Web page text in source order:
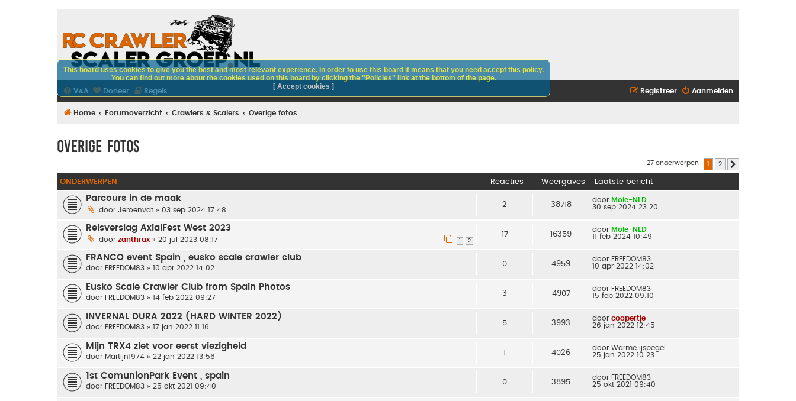
V&A Doneer Regels Aanmelden
Registreer
Home Forumoverzicht Crawlers & Scalers Overige fotos
Overige fotos
27 onderwerpen 1 2
ONDERWERPEN Reacties Weergaves Laatste bericht
Parcours in de maak
door Jeroenvdt » 03 sep 2024 17:48
2 38718
door Mole-NLD
30 sep 2024 23:20
Reisverslag AxialFest West 2023
door zanthrax » 20 jul 2023 08:17 2
17 16359
door Mole-NLD
11 feb 2024 10:49
FRANCO event Spain , eusko scale crawler club
door FREEDOM83 » 10 apr 2022 14:02 0 4959
door FREEDOM83
10 apr 2022 14:02
Eusko Scale Crawler Club from Spain Photos
door FREEDOM83 » 14 feb 2022 09:27 3 4907
door FREEDOM83
15 feb 2022 09:10
INVERNAL DURA 2022 (HARD WINTER 2022)
door FREEDOM83 » 17 jan 2022 11:16 5 3993
door coopertje
26 jan 2022 12:45
Mijn TRX4 ziet voor eerst viezigheid
door Martijn1974 » 22 jan 2022 13:56 1 4026
door Warme ijspegel
25 jan 2022 10:23
1st ComunionPark Event , spain
door FREEDOM83 » 25 okt 2021 09:40 0 3895
door FREEDOM83
25 okt 2021 09:40
This board uses cookies to give you the best and most relevant experience. In order to use this board it means that you need accept this policy.
You can find out more about the cookies used on this board by clicking the "Policies" link at the bottom of the page.
[ Accept cookies ]